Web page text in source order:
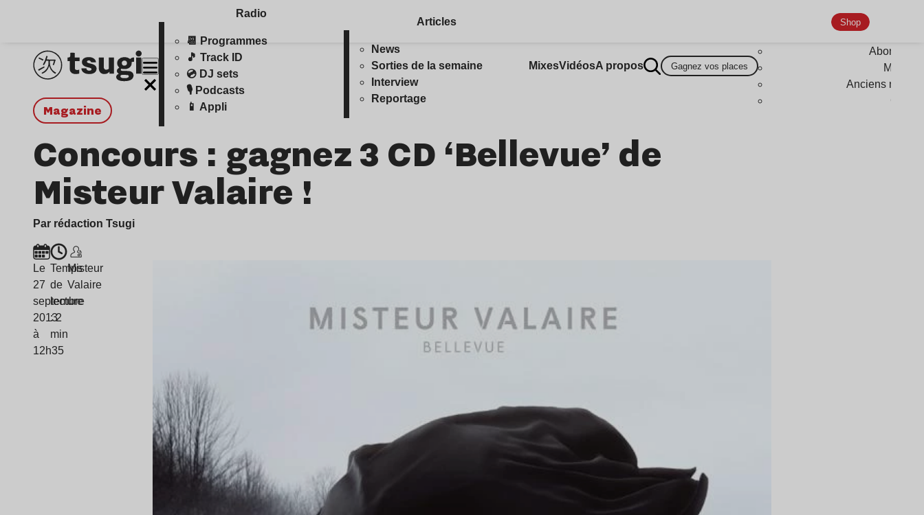
Radio
📆 Programmes
🎵 Track ID
💿 DJ sets
🎙️ Podcasts
📱 Appli
Articles
News
Sorties de la semaine
Interview
Reportage
MixesVidéosA propos Gagnez vos places
Shop
Anciens
magazine
Concours : gagnez 3 CD ‘Bellevue’ de
Misteur Valaire !
Par rédaction Tsugi
Le
27
septembre
2013
à
12h35
Temps
de
lecture
: 2
min
Misteur
Valaire